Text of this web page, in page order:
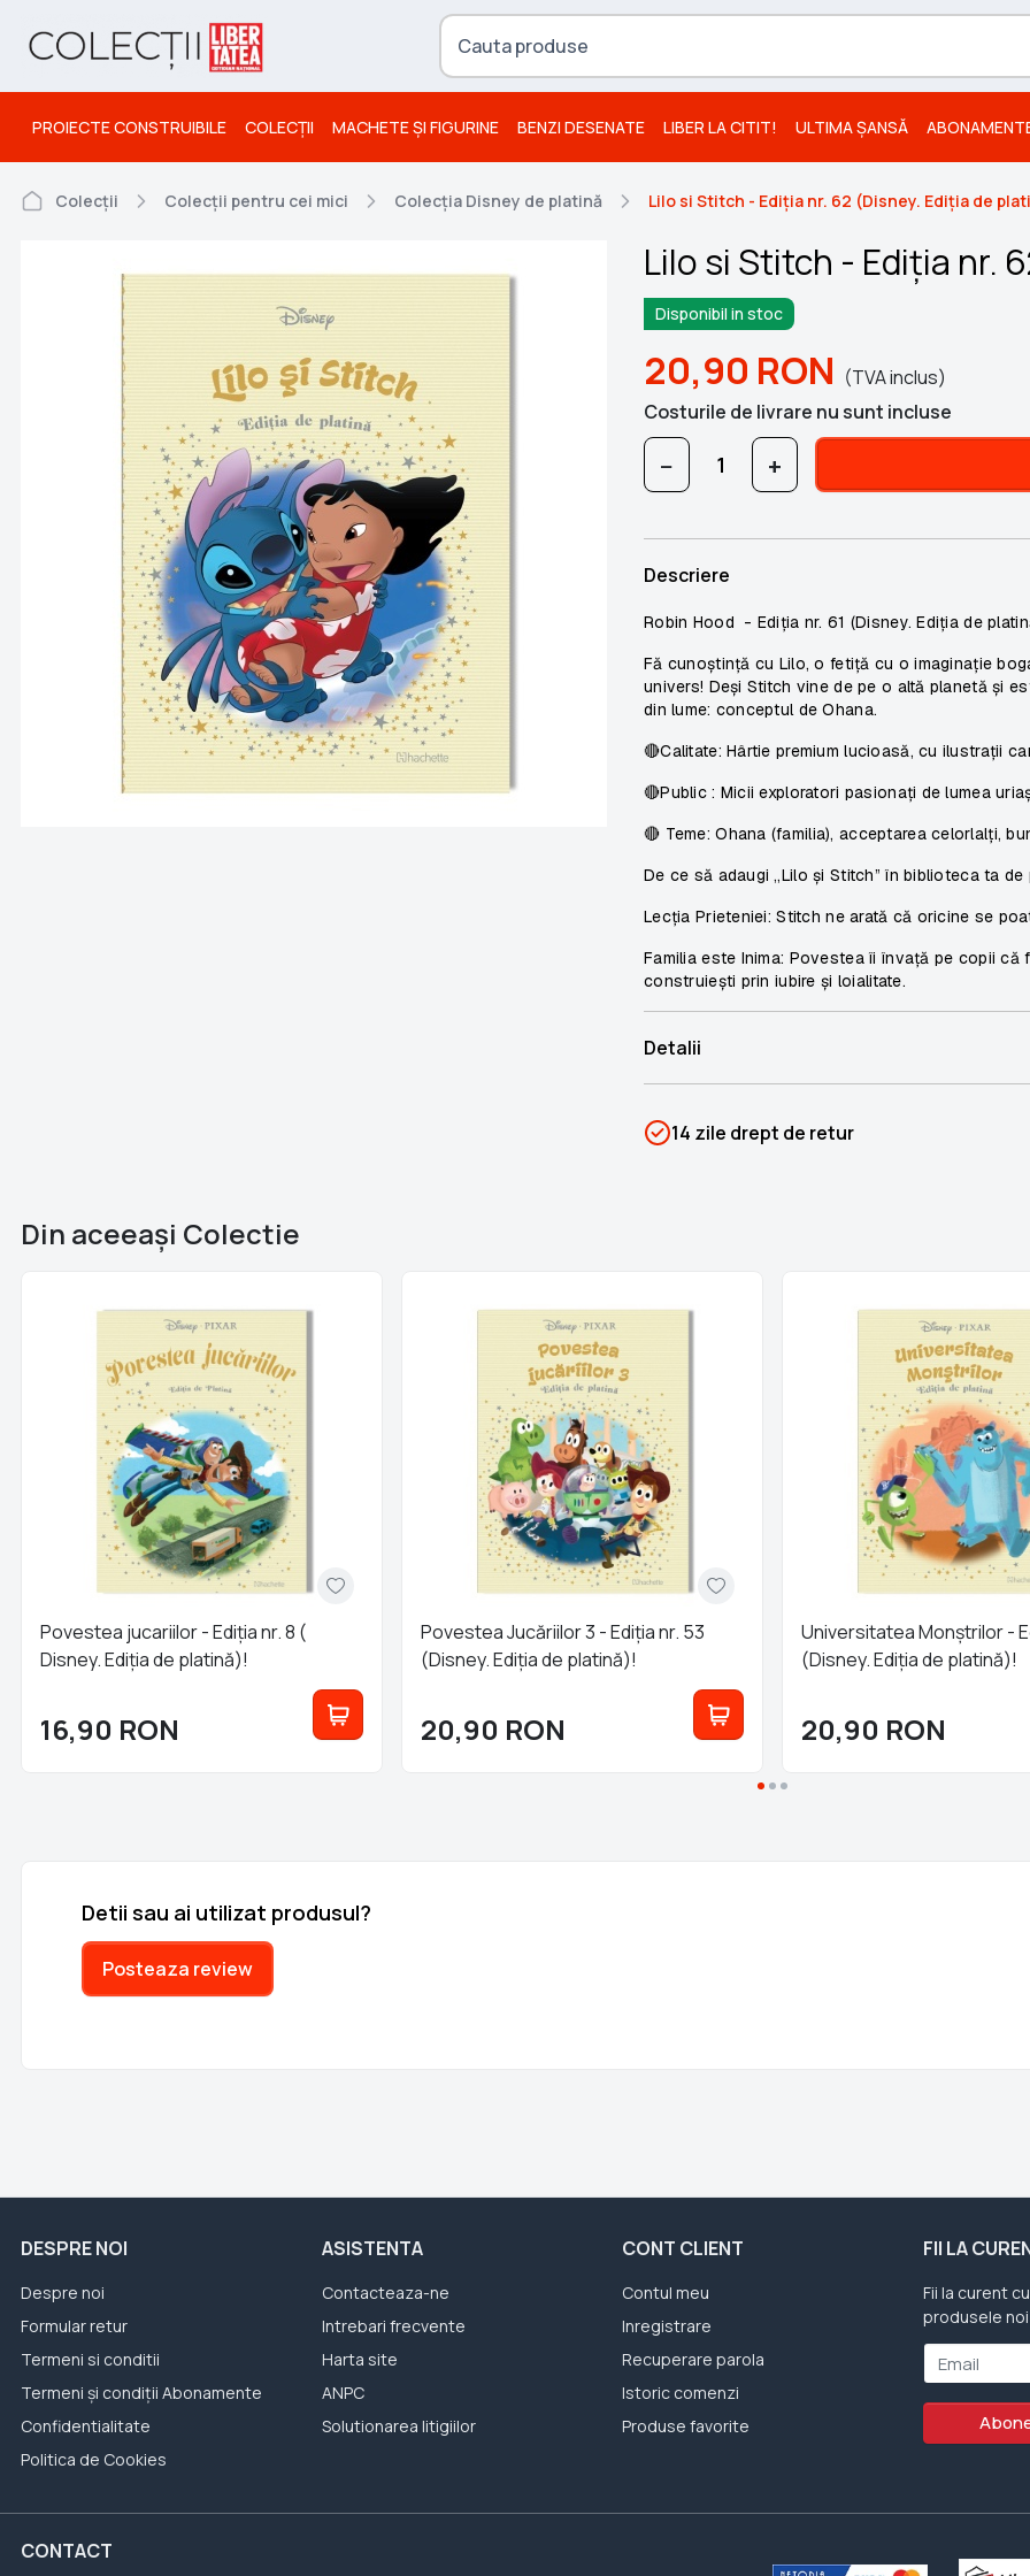
PROIECTE CONSTRUIBILE COLECȚII MACHETE ȘI FIGURINE BENZI DESENATE LIBER LA CITIT! ULTIMA ȘANSĂ
Colecții Colecții pentru cei mici Colecția Disney de platină Lilo si Stitch - Ediția nr. 62 (Disney. Ediția de
Lilo si Stitch - Ediția nr.
Disponibil in stoc
20,90 RON (TVA inclus)
Costurile de livrare nu sunt incluse
− +
Descriere
Robin Hood - Ediția nr. 61 (Disney. Ediția de
Fă cunoștință cu Lilo, o fetiță cu o imaginație
univers! Deși Stitch vine de pe o altă planetă și
din lume: conceptul deOhana.
🔴Calitate: Hârtie premium lucioasă, cu ilustrații
🔴Public : Micii exploratori pasionați de lumea
🔴 Teme: Ohana (familia), acceptarea celorlalți,
De ce să adaugi „Lilo și Stitch” în biblioteca ta de
Lecția Prieteniei: Stitch ne arată că oricine se
Familia este Inima: Povestea îi învață pe copii că
construiești prin iubire și loialitate.
Detalii
Categorii
Colecția Disney de platină
14 zile drept de retur
Din aceeaşi Colectie
Povestea jucariilor - Ediția nr. 8 (
Disney. Ediția de platină)!
16,90 RON
Povestea Jucăriilor 3 - Ediția nr. 53
(Disney. Ediția de platină)!
20,90 RON
Universitatea Monștrilor -
(Disney. Ediția de platină)!
20,90 RON
Detii sau ai utilizat produsul?
Posteaza review
DESPRE NOI
Despre noi
Formular retur
Termeni si conditii
Termeni și condiții Abonamente
Confidentialitate
Politica de Cookies
ASISTENTA
Contacteaza-ne
Intrebari frecvente
Harta site
ANPC
Solutionarea litigiilor
CONT CLIENT
Contul meu
Inregistrare
Recuperare parola
Istoric comenzi
Produse favorite
FII LA
Fii la curent
produsele
Email
CONTACT